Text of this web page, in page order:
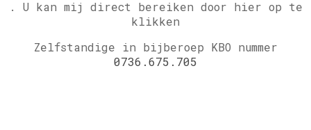
. U kan mij direct bereiken door hier op te
klikken
Zelfstandige in bijberoep KBO nummer
0736.675.705